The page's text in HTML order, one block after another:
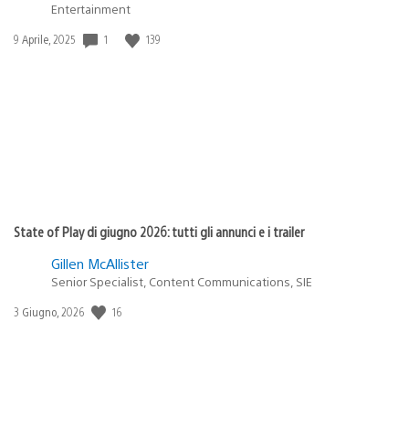
Entertainment
Data
9 Aprile, 2025 1 139
State of Play di giugno 2026: tutti gli annunci e i trailer
Gillen McAllister
Senior Specialist, Content Communications, SIE
Data
3 Giugno, 2026 16